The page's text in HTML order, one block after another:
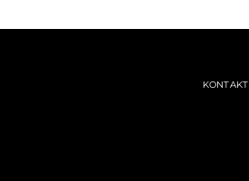
KONTAKT